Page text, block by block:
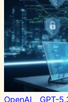
OpenAI、GPT-